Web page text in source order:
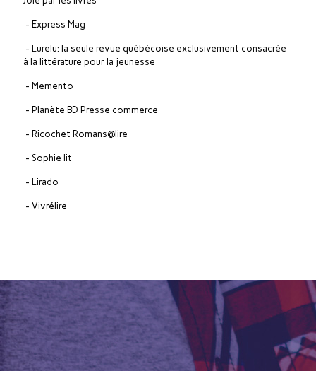
- Express Mag
- Lurelu: la seule revue québécoise exclusivement consacrée
à la littérature pour la jeunesse
- Memento
- Planète BD Presse commerce
- Ricochet Romans@lire
- Sophie lit
- Lirado
- Vivrélire